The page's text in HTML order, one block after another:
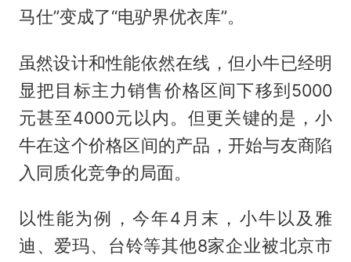
马仕”变成了“电驴界优衣库”。
虽然设计和性能依然在线，但小牛已经明
显把目标主力销售价格区间下移到5000
元甚至4000元以内。但更关键的是，小
牛在这个价格区间的产品，开始与友商陷
入同质化竞争的局面。
以性能为例，今年4月末，小牛以及雅
迪、爱玛、台铃等其他8家企业被北京市